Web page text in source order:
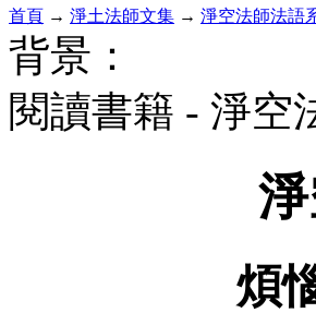
首頁 → 淨土法師文集 → 淨空法師法語
背景：
閱讀書籍 - 淨空
煩